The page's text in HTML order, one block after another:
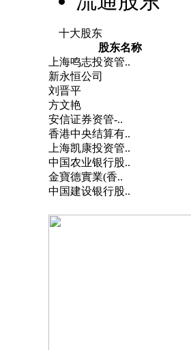
十大股东
股东名称
上海鸣志投资管..
新永恒公司
刘晋平
方文艳
安信证券资管-..
香港中央结算有..
上海凯康投资管..
中国农业银行股..
金寶德實業(香..
中国建设银行股..